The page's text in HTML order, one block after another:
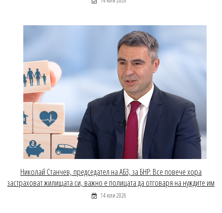
Николай Станчев, председател на АБЗ, за БНР: Все повече хора
застраховат жилищата си, важно е полицата да отговаря на нуждите им
14 юли 2026